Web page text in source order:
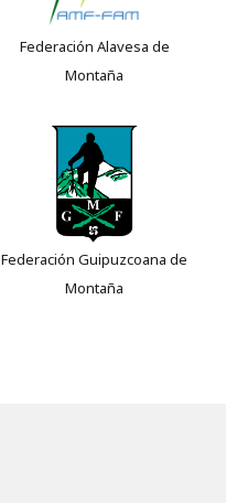
Federación Alavesa de
Montaña
Federación Guipuzcoana de
Montaña